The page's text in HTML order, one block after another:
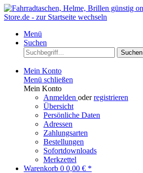
Menü
Suchen
Suchen
Mein Konto
Menü schließen
Mein Konto
Anmelden oderregistrieren
Übersicht
Persönliche Daten
Adressen
Zahlungsarten
Bestellungen
Sofortdownloads
Merkzettel
Warenkorb 0 0,00 € *